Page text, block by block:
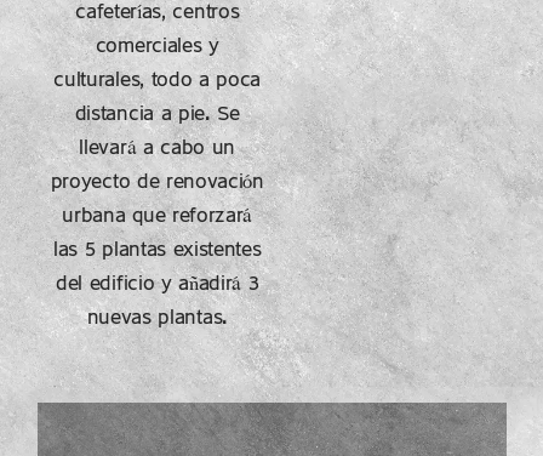
cafeterías, centros
comerciales y
culturales, todo a poca
distancia a pie. Se
llevará a cabo un
proyecto de renovación
urbana que reforzará
las 5 plantas existentes
del edificio y añadirá 3
nuevas plantas.